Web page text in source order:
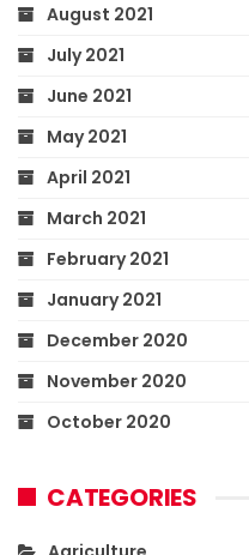
August 2021
July 2021
June 2021
May 2021
April 2021
March 2021
February 2021
January 2021
December 2020
November 2020
October 2020
CATEGORIES